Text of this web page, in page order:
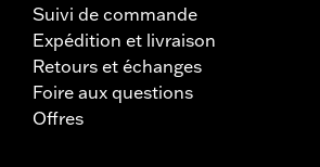
Suivi de commande
Expédition et livraison
Retours et échanges
Foire aux questions
Offres